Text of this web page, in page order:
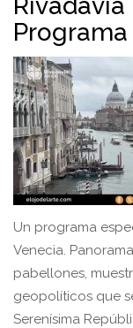
Programa
Un programa
Venecia.
pabellones,
geopolíticos que
Serenísima